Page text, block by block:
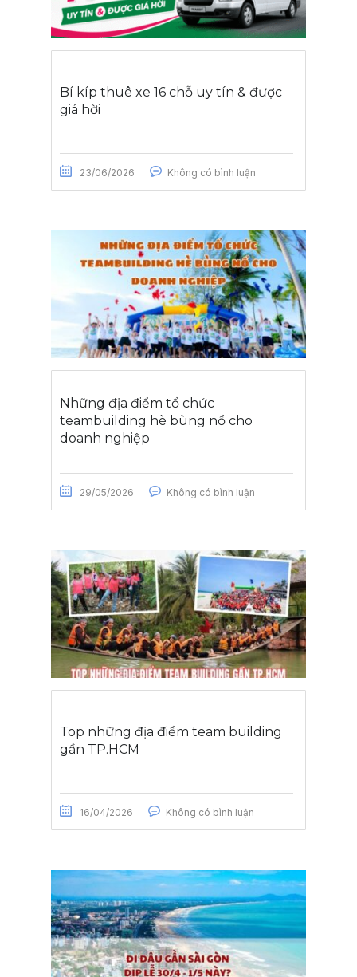
Bí kíp thuê xe 16 chỗ uy tín & được
giá hời
23/06/2026 Không có bình luận
Những địa điểm tổ chức
teambuilding hè bùng nổ cho
doanh nghiệp
29/05/2026 Không có bình luận
Top những địa điểm team building
gần TP.HCM
16/04/2026 Không có bình luận